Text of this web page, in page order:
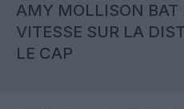
AMY MOLLISON BAT
VITESSE SUR LA
LE CAP